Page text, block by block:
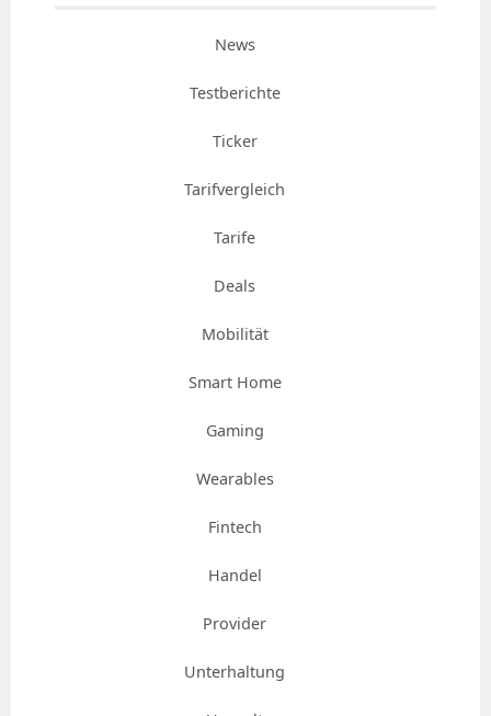
News
Testberichte
Ticker
Tarifvergleich
Tarife
Deals
Mobilität
Smart Home
Gaming
Wearables
Fintech
Handel
Provider
Unterhaltung